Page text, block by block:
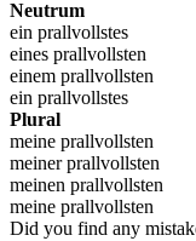
Neutrum
ein prallvollstes
eines prallvollsten
einem prallvollsten
ein prallvollstes
Plural
meine prallvollsten
meiner prallvollsten
meinen prallvollsten
meine prallvollsten
Did you find any